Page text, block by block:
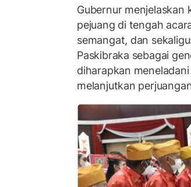
Gubernur menjelaskan
pejuang di tengah
semangat, dan
Paskibraka sebagai
diharapkan
melanjutkan